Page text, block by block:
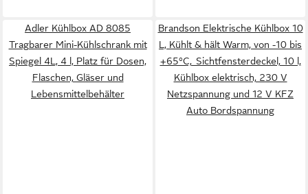
Adler Kühlbox AD 8085
Tragbarer Mini-Kühlschrank mit
Spiegel 4L, 4 l, Platz für Dosen,
Flaschen, Gläser und
Lebensmittelbehälter
Brandson Elektrische Kühlbox 10
L, Kühlt & hält Warm, von -10 bis
+65°C, Sichtfensterdeckel, 10 l,
Kühlbox elektrisch, 230 V
Netzspannung und 12 V KFZ
Auto Bordspannung